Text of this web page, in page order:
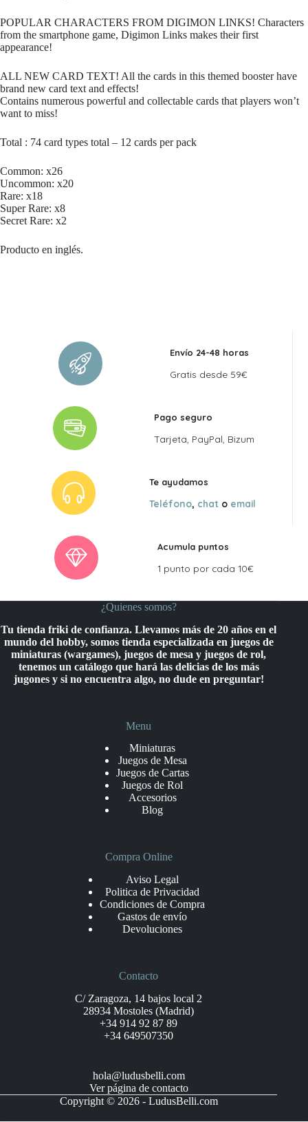
POPULAR CHARACTERS FROM DIGIMON LINKS! Characters
from the smartphone game, Digimon Links makes their first
appearance!
ALL NEW CARD TEXT! All the cards in this themed booster have
brand new card text and effects!
Contains numerous powerful and collectable cards that players won’t
want to miss!
Total : 74 card types total – 12 cards per pack
Common: x26
Uncommon: x20
Rare: x18
Super Rare: x8
Secret Rare: x2
Producto en inglés.
Envío 24-48 horas
Gratis desde 59€
Pago seguro
Tarjeta, PayPal, Bizum
Te ayudamos
Teléfono, chat o email
Acumula puntos
1 punto por cada 10€
¿Quienes somos?
Tu tienda friki de confianza. Llevamos más de 20 años en el
mundo del hobby, somos tienda especializada en juegos de
miniaturas (wargames), juegos de mesa y juegos de rol,
tenemos un catálogo que hará las delicias de los más
jugones y si no encuentra algo, no dude en preguntar!
Menu
Miniaturas
Juegos de Mesa
Juegos de Cartas
Juegos de Rol
Accesorios
Blog
Compra Online
Aviso Legal
Politica de Privacidad
Condiciones de Compra
Gastos de envío
Devoluciones
Contacto
C/ Zaragoza, 14 bajos local 2
28934 Mostoles (Madrid)
+34 914 92 87 89
+34 649507350
hola@ludusbelli.com
Ver página de contacto
Copyright © 2026 - LudusBelli.com